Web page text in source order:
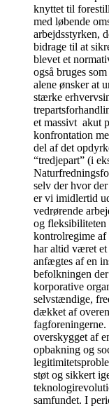
knyttet til
med løbende
arbejdsstyrken,
bidrage til at
blevet et
også bruges
alene ønsker at
stærke
et massivt akut
konfrontation
del af det
“tredjepart” (i
selv der hvor
er vi imidlertid
vedrørende
og
kontrolregime
har altid været
anfægtes af en
befolkningen
korporative
selvstændige,
dækket af
overskygget af
opbakning og
støt og sikkert
samfundet. I